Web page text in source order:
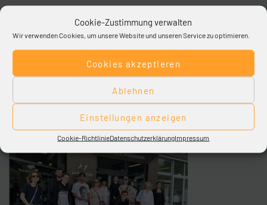
Cookie-Zustimmung verwalten
Wir verwenden Cookies, um unsere Website und unseren Service zu optimieren.
Cookies akzeptieren
Ablehnen
Einstellungen anzeigen
Cookie-RichtlinieDatenschutzerklärungImpressum